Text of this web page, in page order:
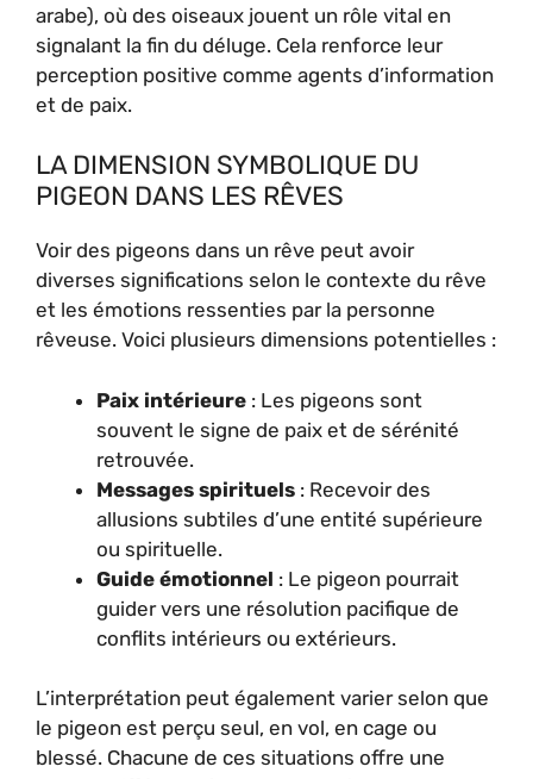
arabe), où des oiseaux jouent un rôle vital en
signalant la fin du déluge. Cela renforce leur
perception positive comme agents d’information
et de paix.
LA DIMENSION SYMBOLIQUE DU
PIGEON DANS LES RÊVES
Voir des pigeons dans un rêve peut avoir
diverses significations selon le contexte du rêve
et les émotions ressenties par la personne
rêveuse. Voici plusieurs dimensions potentielles :
Paix intérieure : Les pigeons sont
souvent le signe de paix et de sérénité
retrouvée.
Messages spirituels : Recevoir des
allusions subtiles d’une entité supérieure
ou spirituelle.
Guide émotionnel : Le pigeon pourrait
guider vers une résolution pacifique de
conflits intérieurs ou extérieurs.
L’interprétation peut également varier selon que
le pigeon est perçu seul, en vol, en cage ou
blessé. Chacune de ces situations offre une